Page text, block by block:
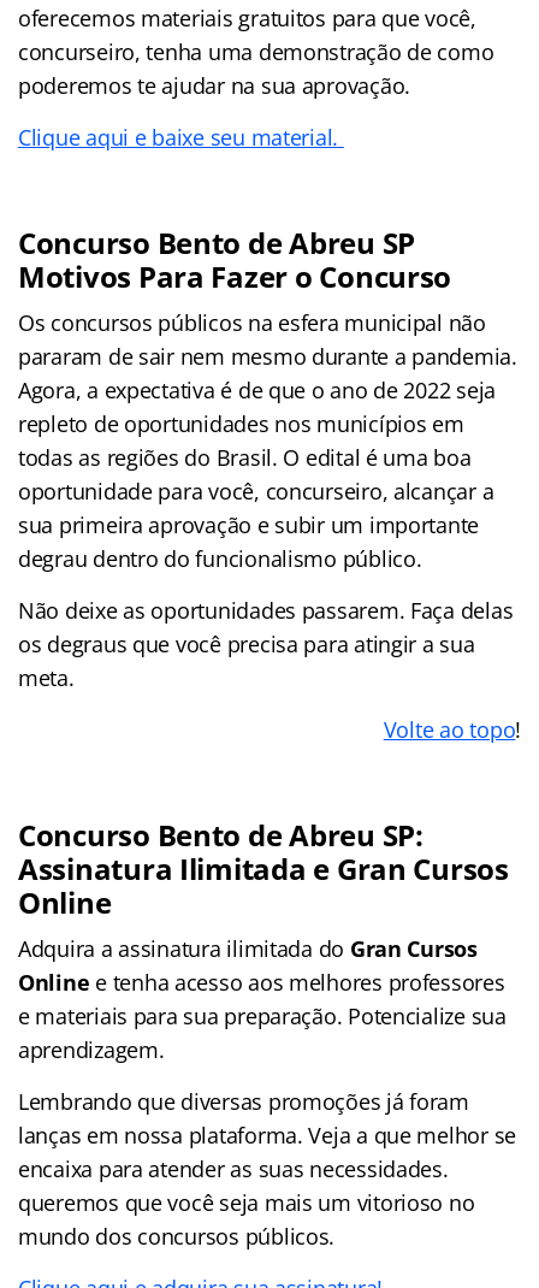
oferecemos materiais gratuitos para que você,
concurseiro, tenha uma demonstração de como
poderemos te ajudar na sua aprovação.
Clique aqui e baixe seu material.
Concurso Bento de Abreu SP
Motivos Para Fazer o Concurso
Os concursos públicos na esfera municipal não
pararam de sair nem mesmo durante a pandemia.
Agora, a expectativa é de que o ano de 2022 seja
repleto de oportunidades nos municípios em
todas as regiões do Brasil. O edital é uma boa
oportunidade para você, concurseiro, alcançar a
sua primeira aprovação e subir um importante
degrau dentro do funcionalismo público.
Não deixe as oportunidades passarem. Faça delas
os degraus que você precisa para atingir a sua
meta.
Volte ao topo!
Concurso Bento de Abreu SP:
Assinatura Ilimitada e Gran Cursos
Online
Adquira a assinatura ilimitada do Gran Cursos
Online e tenha acesso aos melhores professores
e materiais para sua preparação. Potencialize sua
aprendizagem.
Lembrando que diversas promoções já foram
lanças em nossa plataforma. Veja a que melhor se
encaixa para atender as suas necessidades.
queremos que você seja mais um vitorioso no
mundo dos concursos públicos.